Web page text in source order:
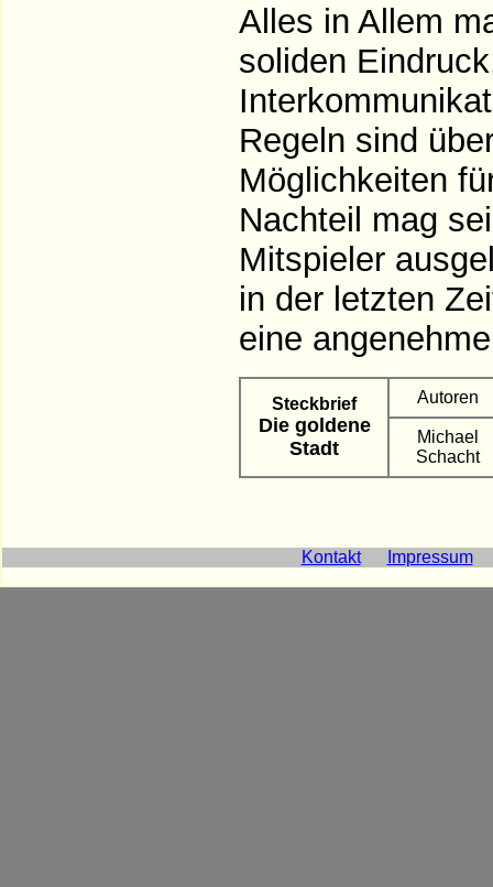
Alles in Allem
soliden
Regeln sind
Möglichkeiten
Nachteil mag
Mitspieler
in der letzten
eine
Steckbrief
Die goldene
Stadt
Autoren
Michael
Schacht
Kontakt Impressum